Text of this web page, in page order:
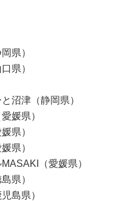
県）
県）
沼津（静岡県）
媛県）
県）
県）
（愛媛県）
県）
島県）